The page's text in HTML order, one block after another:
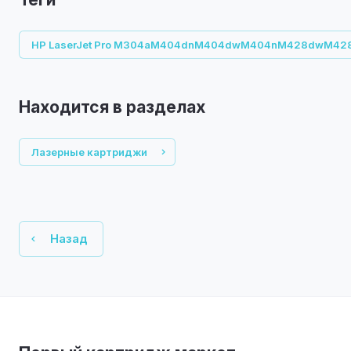
HP LaserJet Pro
Находится в разделах
Лазерные картриджи
Назад